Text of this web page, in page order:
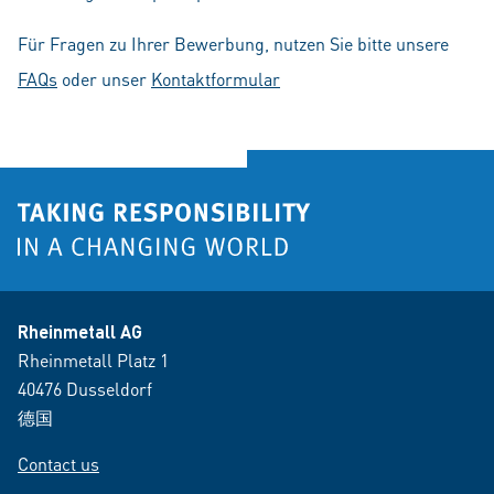
Für Fragen zu Ihrer Bewerbung, nutzen Sie bitte unsere
FAQs oder unser Kontaktformular
Rheinmetall AG
Rheinmetall Platz 1
40476 Dusseldorf
德国
Contact us